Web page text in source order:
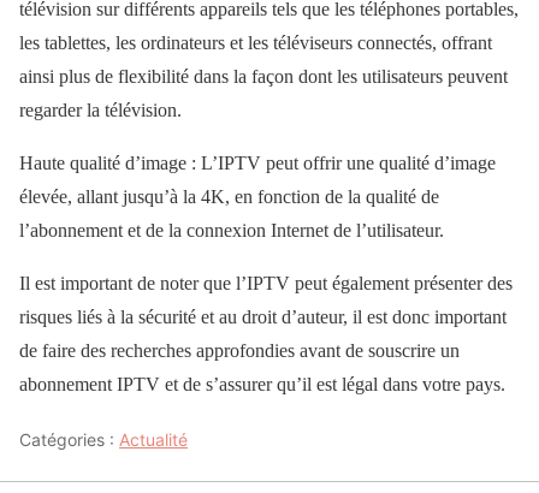
télévision sur différents appareils tels que les téléphones portables,
les tablettes, les ordinateurs et les téléviseurs connectés, offrant
ainsi plus de flexibilité dans la façon dont les utilisateurs peuvent
regarder la télévision.
Haute qualité d’image : L’IPTV peut offrir une qualité d’image
élevée, allant jusqu’à la 4K, en fonction de la qualité de
l’abonnement et de la connexion Internet de l’utilisateur.
Il est important de noter que l’IPTV peut également présenter des
risques liés à la sécurité et au droit d’auteur, il est donc important
de faire des recherches approfondies avant de souscrire un
abonnement IPTV et de s’assurer qu’il est légal dans votre pays.
Catégories : Actualité